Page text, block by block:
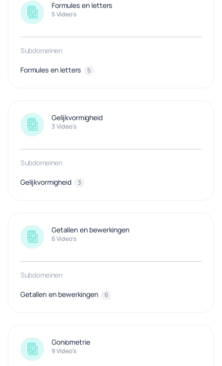
Formules en letters
5 Video's
Subdomeinen
Formules en letters 5
Gelijkvormigheid
3 Video's
Subdomeinen
Gelijkvormigheid 3
Getallen en bewerkingen
6 Video's
Subdomeinen
Getallen en bewerkingen 6
Goniometrie
9 Video's